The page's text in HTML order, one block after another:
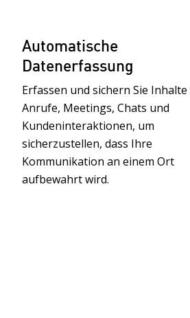
Automatische
Datenerfassung
Erfassen und sichern Sie Inhalte
Anrufe, Meetings, Chats und
Kundeninteraktionen, um
sicherzustellen, dass Ihre
Kommunikation an einem Ort
aufbewahrt wird.